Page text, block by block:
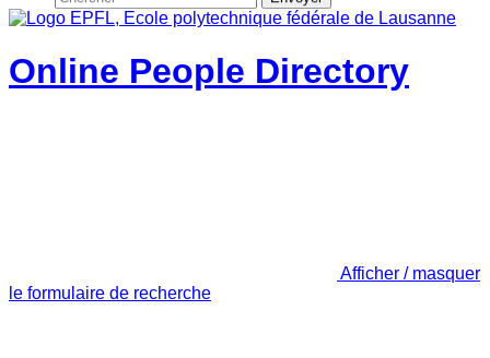
Online People Directory
Afficher / masquer
le formulaire de recherche